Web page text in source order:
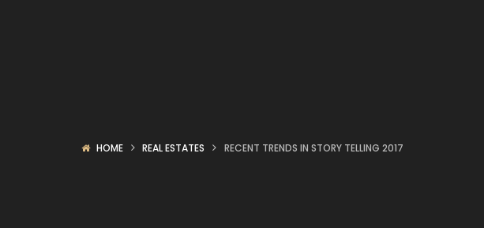
HOME REAL ESTATES RECENT TRENDS IN STORY TELLING 2017